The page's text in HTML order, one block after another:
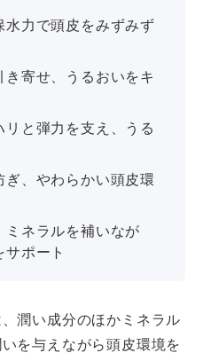
水力で頭皮をみずみず
き寄せ、うるおいをキ
リと弾力を支え、うる
ぎ、やわらかい頭皮環
ミネラルを補いなが
ポート
潤い成分のほかミネラル
を与えながら頭皮環境を